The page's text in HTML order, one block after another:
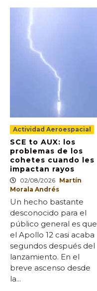
Actividad Aeroespacial
SCE to AUX: los
problemas de los
cohetes cuando les
impactan rayos
02/08/2026 Martín
Morala Andrés
Un hecho bastante
desconocido para el
público general es que
el Apollo 12 casi acaba
segundos después del
lanzamiento. En el
breve ascenso desde
la...